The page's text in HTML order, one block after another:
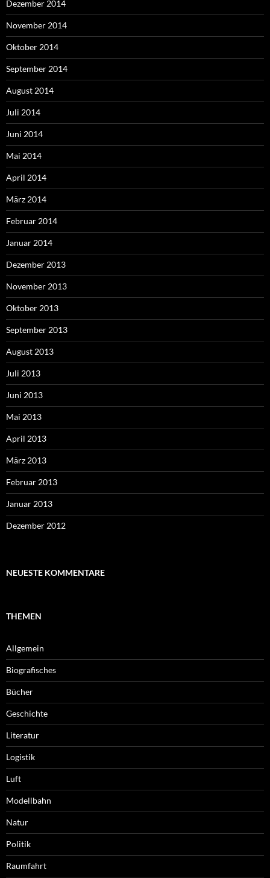
Dezember 2014
November 2014
Oktober 2014
September 2014
August 2014
Juli 2014
Juni 2014
Mai 2014
April 2014
März 2014
Februar 2014
Januar 2014
Dezember 2013
November 2013
Oktober 2013
September 2013
August 2013
Juli 2013
Juni 2013
Mai 2013
April 2013
März 2013
Februar 2013
Januar 2013
Dezember 2012
NEUESTE KOMMENTARE
THEMEN
Allgemein
Biografisches
Bücher
Geschichte
Literatur
Logistik
Luft
Modellbahn
Natur
Politik
Raumfahrt